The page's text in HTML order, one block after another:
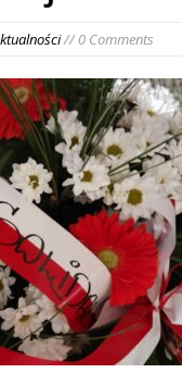
// 0 Comments